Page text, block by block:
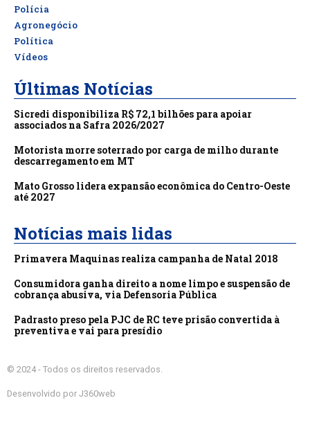
Polícia
Agronegócio
Política
Vídeos
Últimas Notícias
Sicredi disponibiliza R$ 72,1 bilhões para apoiar
associados na Safra 2026/2027
Motorista morre soterrado por carga de milho durante
descarregamento em MT
Mato Grosso lidera expansão econômica do Centro-Oeste
até 2027
Notícias mais lidas
Primavera Maquinas realiza campanha de Natal 2018
Consumidora ganha direito a nome limpo e suspensão de
cobrança abusiva, via Defensoria Pública
Padrasto preso pela PJC de RC teve prisão convertida à
preventiva e vai para presídio
© 2024 - Todos os direitos reservados.
Desenvolvido por J360web